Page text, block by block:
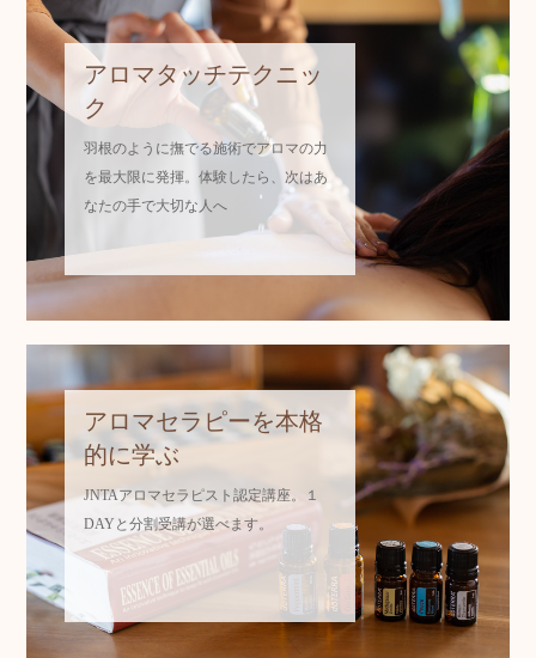
アロマタッチテクニッ
ク
を最大限に発揮。体験したら、次はあ
なたの手で大切な人へ
アロマセラピーを本格
的に学ぶ
JNTAアロマセラピスト認定講座。１